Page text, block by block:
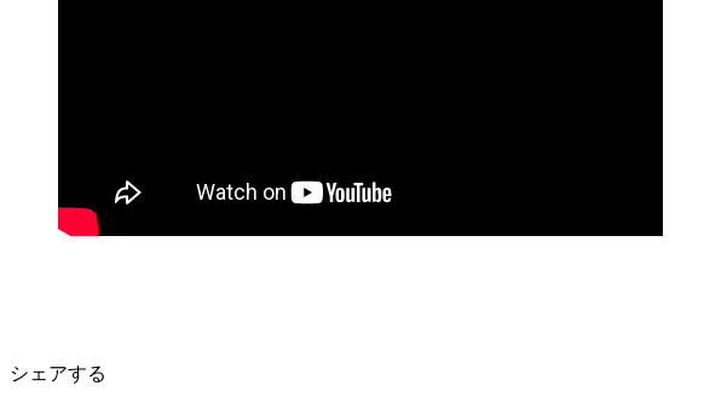
シェアする